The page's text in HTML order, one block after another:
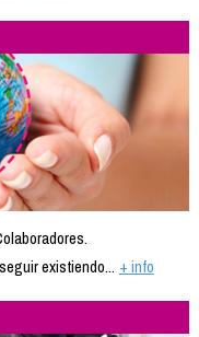
existiendo... + info